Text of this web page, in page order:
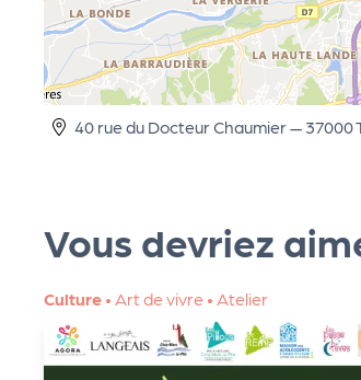
40 rue du Docteur Chaumier — 37000
Vous devriez
Culture • Art de vivre • Atelier
er
vi
e
s